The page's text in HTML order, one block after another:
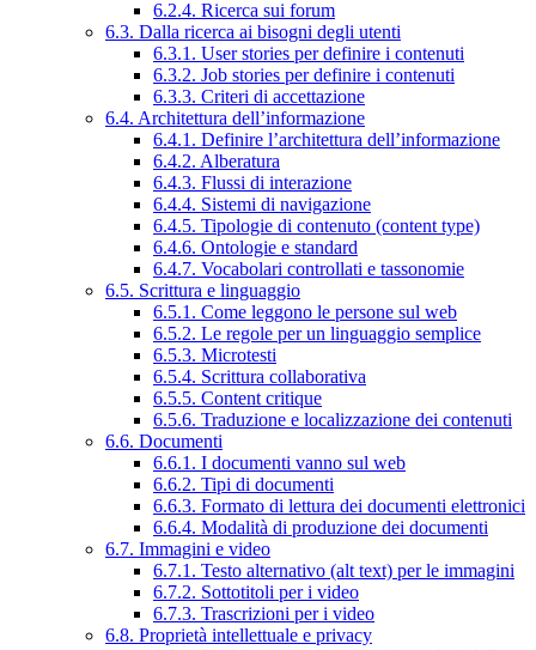
6.2.4. Ricerca sui forum
6.3. Dalla ricerca ai bisogni degli utenti
6.3.1. User stories per definire i contenuti
6.3.2. Job stories per definire i contenuti
6.3.3. Criteri di accettazione
6.4. Architettura dell’informazione
6.4.1. Definire l’architettura dell’informazione
6.4.2. Alberatura
6.4.3. Flussi di interazione
6.4.4. Sistemi di navigazione
6.4.5. Tipologie di contenuto (content type)
6.4.6. Ontologie e standard
6.4.7. Vocabolari controllati e tassonomie
6.5. Scrittura e linguaggio
6.5.1. Come leggono le persone sul web
6.5.2. Le regole per un linguaggio semplice
6.5.3. Microtesti
6.5.4. Scrittura collaborativa
6.5.5. Content critique
6.5.6. Traduzione e localizzazione dei contenuti
6.6. Documenti
6.6.1. I documenti vanno sul web
6.6.2. Tipi di documenti
6.6.3. Formato di lettura dei documenti elettronici
6.6.4. Modalità di produzione dei documenti
6.7. Immagini e video
6.7.1. Testo alternativo (alt text) per le immagini
6.7.2. Sottotitoli per i video
6.7.3. Trascrizioni per i video
6.8. Proprietà intellettuale e privacy